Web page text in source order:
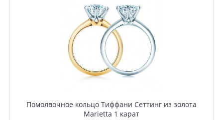
Помолвочное кольцо Тиффани Сеттинг из золота
Marietta 1 карат